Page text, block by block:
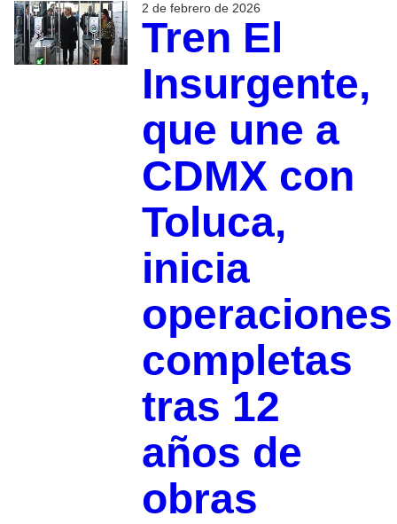
2 de febrero de 2026
Tren El
Insurgente,
que une a
CDMX con
Toluca,
inicia
operaciones
completas
tras 12
años de
obras